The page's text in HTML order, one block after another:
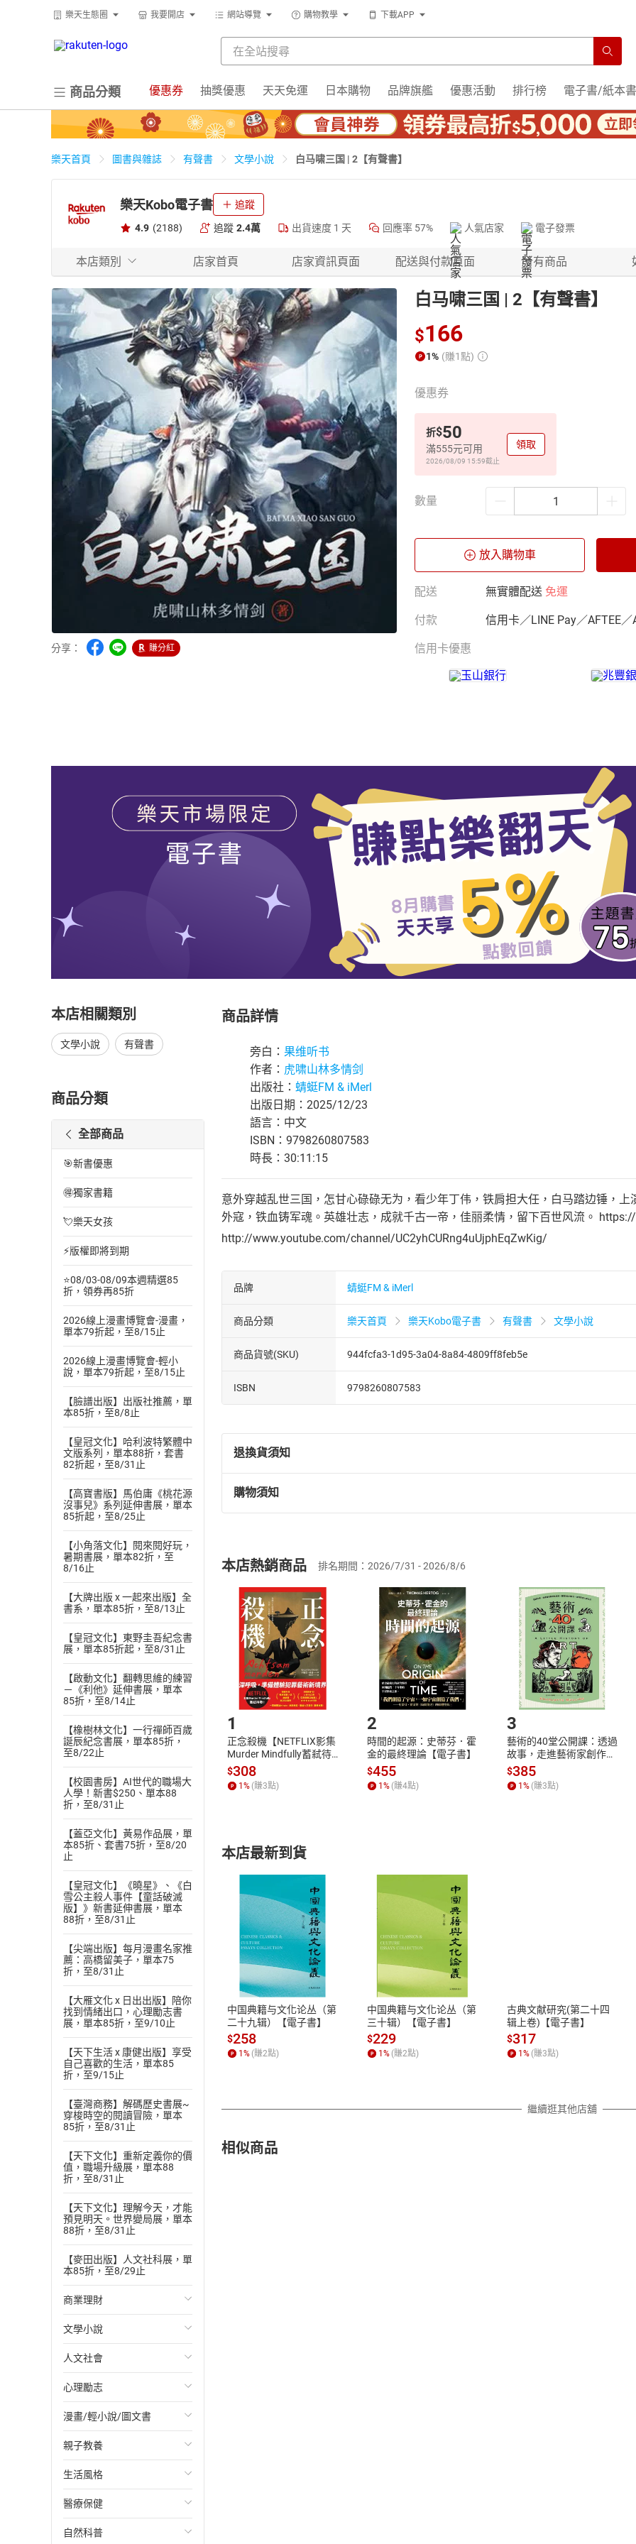
樂天生態圈 我要開店 網站導覽 購物教學 下載APP
商品分類 優惠券 抽獎優惠 天天免運 日本購物 品牌旗艦 優惠活動 排行榜 電子書/紙本書
樂天首頁 圖書與雜誌 有聲書 文學小說 白马啸三国 | 2【有聲書】
樂天Kobo電子書 追蹤
4.9 (2188) 追蹤 2.4萬 出貨速度 1 天 回應率 57% 人氣店家 電子發票
本店類別 店家首頁 店家資訊頁面 配送與付款頁面 所有商品
分享： 賺分紅
白马啸三国 | 2【有聲書】
$166
1% (賺1點)
優惠券
折$50
滿555元可用
2026/08/09 15:59截止
領取
數量
放入購物車
配送 無實體配送 免運
付款 信用卡／LINE Pay／AFTEE／
信用卡優惠
本店相關類別
文學小說 有聲書
商品分類
全部商品
🎯新書優惠
🉐獨家書籍
💘樂天女孩
⚡版權即將到期
⭐08/03-08/09本週精選85
折，領券再85折
2026線上漫畫博覽會-漫畫，
單本79折起，至8/15止
2026線上漫畫博覽會-輕小
說，單本79折起，至8/15止
【臉譜出版】出版社推薦，單
本85折，至8/8止
【皇冠文化】哈利波特繁體中
文版系列，單本88折，套書
82折起，至8/31止
【高寶書版】馬伯庸《桃花源
沒事兒》系列延伸書展，單本
85折起，至8/25止
【小角落文化】閱來閱好玩，
暑期書展，單本82折，至
8/16止
【大牌出版 x 一起來出版】全
書系，單本85折，至8/13止
【皇冠文化】東野圭吾紀念書
展，單本85折起，至8/31止
【啟動文化】翻轉思維的練習
－《利他》延伸書展，單本
85折，至8/14止
【橡樹林文化】一行禪師百歲
誕辰紀念書展，單本85折，
至8/22止
【校園書房】AI世代的職場大
人學！新書$250、單本88
折，至8/31止
【蓋亞文化】黃易作品展，單
本85折、套書75折，至8/20
止
【皇冠文化】《曉星》、《白
雪公主殺人事件【童話破滅
版】》新書延伸書展，單本
88折，至8/31止
【尖端出版】每月漫畫名家推
薦：高橋留美子，單本75
折，至8/31止
【大雁文化 x 日出出版】陪你
找到情緒出口，心理勵志書
展，單本85折，至9/10止
【天下生活 x 康健出版】享受
自己喜歡的生活，單本85
折，至9/15止
【臺灣商務】解碼歷史書展~
穿梭時空的閱讀冒險，單本
85折，至8/31止
【天下文化】重新定義你的價
值，職場升級展，單本88
折，至8/31止
【天下文化】理解今天，才能
預見明天。世界變局展，單本
88折，至8/31止
【麥田出版】人文社科展，單
本85折，至8/29止
商業理財
投資理財
經濟/趨勢
財務/金融
管理/領導
職場工作術
成功法
行銷/廣告
傳記
文學小說
歐美文學
日本文學
韓國文學
華文文學
經典文學
成長/家庭生活小說
懸疑/推理小說
人文社會
國際關係
政治
社會科學
台灣/中國歷史
日/韓歷史
其他歷史/史學
心理勵志
心靈成長/情緒
人際關係
兩性關係
心理學
漫畫/輕小說/圖文書
輕小說
奇幻/科幻
愛情故事
職場/社會寫實
親子教養
教育現場
兒童文學/故事
兒童科普/學習
生活風格
飲食/食譜
健身/美顏
醫療保健
健康/養生
自然科普
商品詳情
旁白： 果维听书
作者： 虎啸山林多情剑
出版社： 蜻蜓FM & iMerl
出版日期：2025/12/23
語言：中文
ISBN：9798260807583
時長：30:11:15
意外穿越乱世三国，怎甘心碌碌无为，看少年丁伟，铁肩担大任，白马踏边锤，
外寇，铁血铸军魂。英雄壮志，成就千古一帝，佳丽柔情，留下百世风流。
http://www.youtube.com/channel/UC2yhCURng4uUjphEqZwKig/
品牌 蜻蜓FM & iMerl
商品分類 樂天首頁 樂天Kobo電子書 有聲書 文學小說
商品貨號(SKU) 944fcfa3-1d95-3a04-8a84-4809ff8feb5e
ISBN 9798260807583
退換貨須知
退換貨規定：
(一)依消費者保護法第19條第1項後段暨通訊交易解除權合理例外情事適用
(二)消費者訂購本店鋪之商品即代表知悉本店鋪所銷售之商品為電子書，
且已下載/存取電子書，不得請求退貨退款。
退貨方式：您欲取消訂單或辦理退貨時，請登入樂天市場，並於「我的訂單
貨」，本店鋪將依您的申請進行審核，待審核通過後將為您辦理退款事宜。
請注意，樂天市場須以整筆訂單為單位進行取消/退貨，恕無法以單支商品取
購物須知
挑選商品
Choose
放入購物車
Shopping cart
登入帳號
Login
購書後，如何開始使用？
Step1.選擇閱讀載具 Step2.登入
付款方式
ATM轉帳、信用卡、LINE PAY、AFTEE
之權利，遽消費者保護法及通訊交
除權合理例外情事適用準則，依商
質各有不同規定。詳細退換貨說明
照各商品說明。
本店熱銷商品 排名期間：2026/7/31 - 2026/8/6
1
正念殺機【NETFLIX影集
Murder Mindfully蓄弒待
發】【電子書】
$308
1% (賺3點)
2
時間的起源：史蒂芬．霍
金的最終理論【電子書】
$455
1% (賺4點)
3
藝術的40堂公開課：透過
故事，走進藝術家創作現
場，看藝術如何誕生、如
何形塑人類生活【電子
書】
$385
1% (賺3點)
本店最新到貨
中国典籍与文化论丛（第
二十九辑）【電子書】
$258
1 % (賺2點)
中国典籍与文化论丛（第
三十辑）【電子書】
$229
1 % (賺2點)
古典文献研究(第二十四
辑上卷)【電子書】
$317
1 % (賺3點)
繼續逛其他店舖
相似商品